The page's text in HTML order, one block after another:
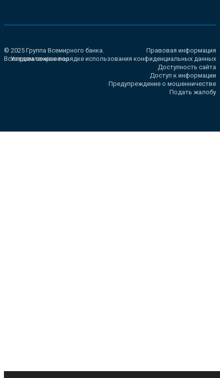
© 2025 Группа Всемирного банка.
Все права сохранены.
Правовая информация
Уведомление о порядке использования конфиденциальных данных
Доступность сайта
Доступ к информации
Предупреждение о мошенничестве
Подать жалобу